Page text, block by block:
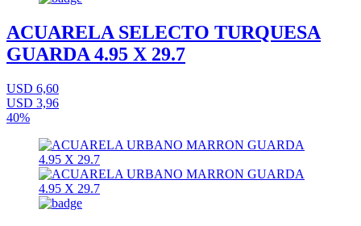
ACUARELA SELECTO TURQUESA
GUARDA 4.95 X 29.7
USD 6,60
USD 3,96
40%